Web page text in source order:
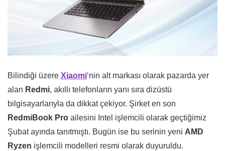
Bilindiği üzere Xiaomi‘nin alt markası olarak pazarda yer
alan Redmi, akıllı telefonların yanı sıra dizüstü
bilgisayarlarıyla da dikkat çekiyor. Şirket en son
RedmiBook Pro ailesini Intel işlemcili olarak geçtiğimiz
Şubat ayında tanıtmıştı. Bugün ise bu serinin yeni AMD
Ryzen işlemcili modelleri resmi olarak duyuruldu.